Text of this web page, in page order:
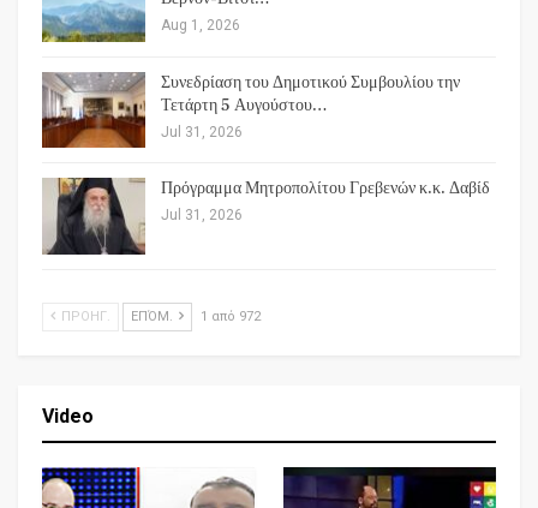
Aug 1, 2026
Συνεδρίαση του Δημοτικού Συμβουλίου την
Τετάρτη 5 Αυγούστου…
Jul 31, 2026
Πρόγραμμα Μητροπολίτου Γρεβενών κ.κ. Δαβίδ
Jul 31, 2026
ΠΡΟΗΓ. ΕΠΌΜ. 1 από 972
Video